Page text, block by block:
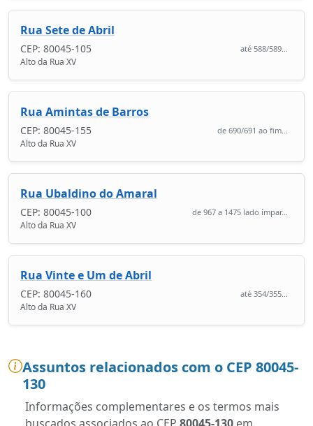
Rua Sete de Abril
CEP: 80045-105 até 588/589...
Alto da Rua XV
Rua Amintas de Barros
CEP: 80045-155 de 690/691 ao fim...
Alto da Rua XV
Rua Ubaldino do Amaral
CEP: 80045-100 de 967 a 1475 lado ímpar...
Alto da Rua XV
Rua Vinte e Um de Abril
CEP: 80045-160 até 354/355...
Alto da Rua XV
Assuntos relacionados com o CEP 80045-
130
Informações complementares e os termos mais